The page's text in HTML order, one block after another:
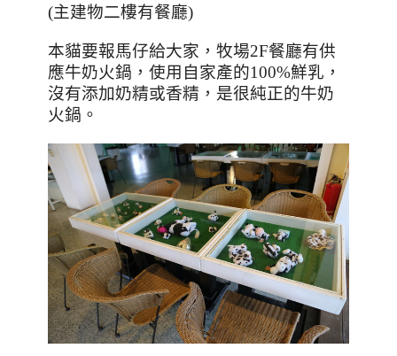
(主建物二樓有餐廳)
本貓要報馬仔給大家，牧場2F餐廳有供
應牛奶火鍋，使用自家產的100%鮮乳，
沒有添加奶精或香精，是很純正的牛奶
火鍋。